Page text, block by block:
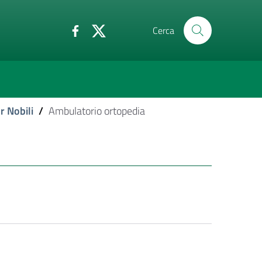
Cerca
Nobili / Ambulatorio ortopedia